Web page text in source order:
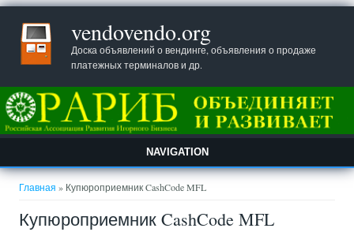
vendovendo.org
Доска объявлений о вендинге, объявления о продаже
платежных терминалов и др.
NAVIGATION
Вы здесь
Главная » Купюроприемник CashCode MFL
Купюроприемник CashCode MFL